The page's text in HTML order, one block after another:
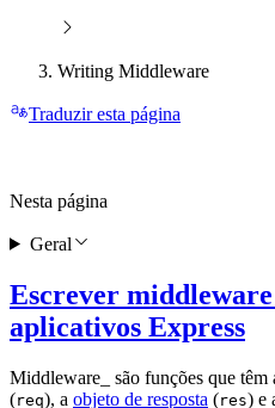
Writing Middleware
Traduzir esta página
Escrever
aplicativos Express
Middleware_ são funções que têm
(req), a objeto de resposta (res) e
Nesta página
Geral